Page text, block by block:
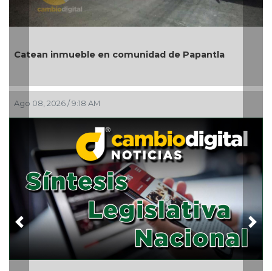
Catean inmueble en comunidad de Papantla
Ago 08, 2026 / 9:18 AM
Previous